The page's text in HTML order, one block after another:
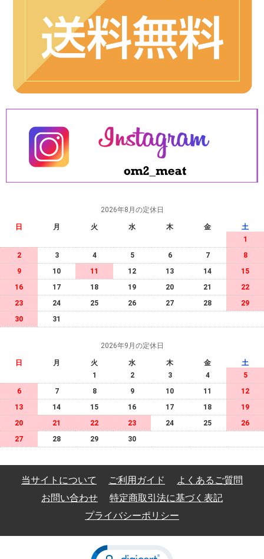
2026年8月の定休日
日 月 火 水 木 金
土
1
2
3 4 5 6 7
8
9
10 11 12 13 14
15
16
17 18 19 20 21
22
23
24 25 26 27 28
29
30
31
2026年9月の定休日
日 月 火 水 木 金
土
1
2 3 4
5
6
7 8 9 10 11
12
13
14 15 16 17 18
19
20
21 22 23 24 25
26
27
28 29 30
当サイトについて ご利用ガイド
よくあるご質問
お問い合わせ
特定商取引法に基づく表記
プライバシーポリシー